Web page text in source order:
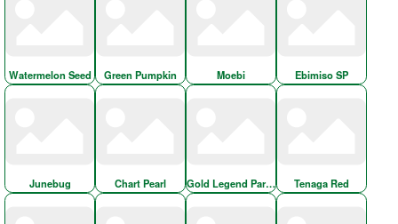
Watermelon Seed Green Pumpkin Moebi Ebimiso SP
Junebug Chart Pearl Gold Legend Part-1 Tenaga Red